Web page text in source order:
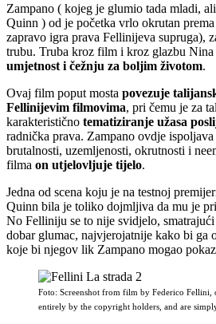
Zampano ( kojeg je glumio tada mladi,
Quinn ) od je početka vrlo okrutan
zapravo igra prava Fellinijeva supruga),
trubu. Truba kroz film i kroz glazbu Nina
umjetnost i čežnju za boljim životom.
Ovaj film poput mosta povezuje
Fellinijevim filmovima, pri čemu je za
karakteristično tematiziranje užasa
radnička prava. Zampano ovdje
brutalnosti, uzemljenosti, okrutnosti i
filma on utjelovljuje tijelo.
Jedna od scena koju je na testnoj
Quinn bila je toliko dojmljiva da mu je
No Felliniju se to nije svidjelo,
dobar glumac, najvjerojatnije kako bi ga
koje bi njegov lik Zampano mogao
Foto: Screenshot from film by Federico Fellini,
entirely by the copyright holders, and are